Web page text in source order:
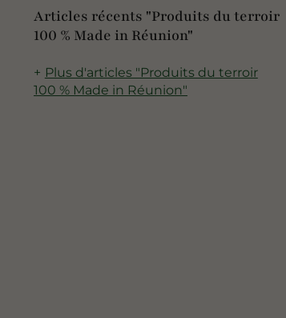
Articles récents "Produits du terroir
100 % Made in Réunion"
Plus d'articles "Produits du terroir
100 % Made in Réunion"